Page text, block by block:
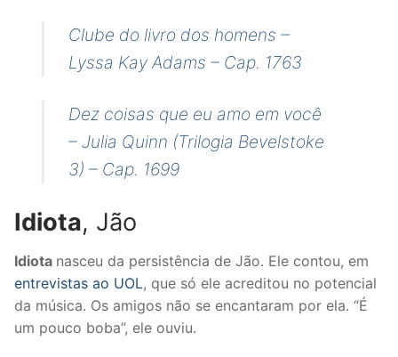
Clube do livro dos homens –
Lyssa Kay Adams – Cap. 1763
Dez coisas que eu amo em você
– Julia Quinn (Trilogia Bevelstoke
3) – Cap. 1699
Idiota, Jão
Idiota nasceu da persistência de Jão. Ele contou, em
entrevistas ao UOL, que só ele acreditou no potencial
da música. Os amigos não se encantaram por ela. “É
um pouco boba”, ele ouviu.